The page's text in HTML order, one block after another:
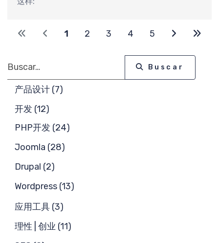
需
1 2 3 4 5
Buscar
产品设计 (7)
开发 (12)
PHP开发 (24)
Joomla (28)
Drupal (2)
Wordpress (13)
应用工具 (3)
理性 | 创业 (11)